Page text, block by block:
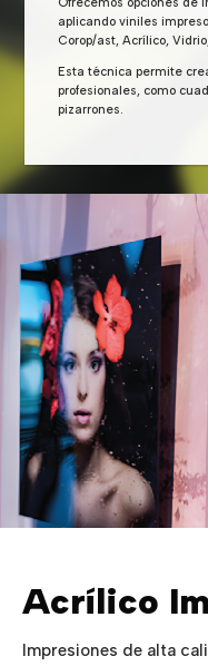
aplicando viniles
Corop/ast, Acrílico,
Esta técnica permite
profesionales, como
pizarrones.
Acrílico
Impresiones de alta